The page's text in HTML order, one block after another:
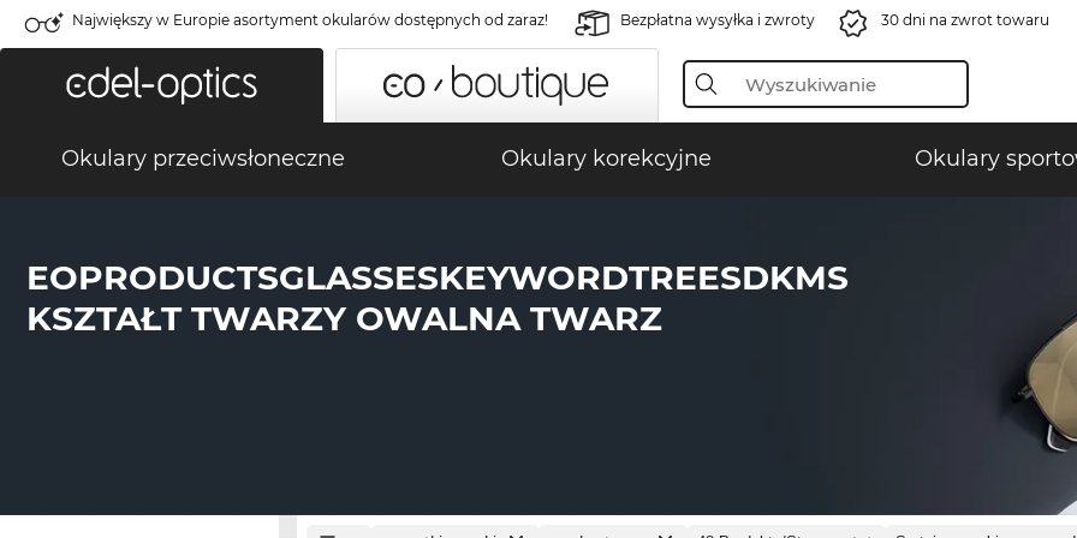
Największy w Europie asortyment okularów dostępnych od zaraz! Bezpłatna wysyłka i zwroty 30 dni na zwrot towaru
Okulary przeciwsłoneczne Okulary korekcyjne Okulary
EOPRODUCTSGLASSESKEYWORDTREESDKMS
KSZTAŁT TWARZY OWALNA TWARZ